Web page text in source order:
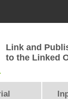
Link and
to the Linked